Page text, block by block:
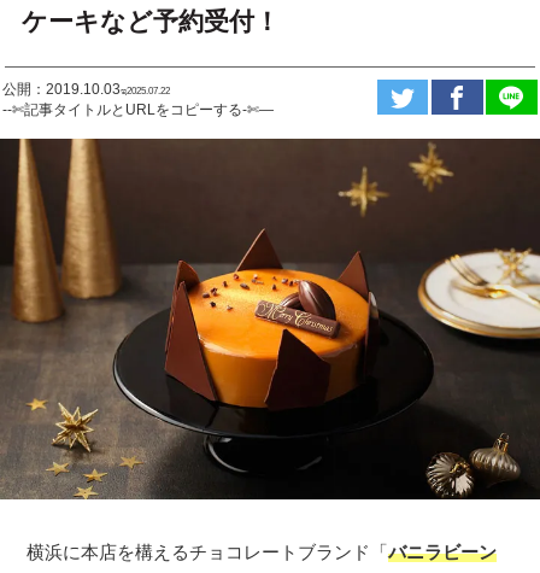
ケーキなど予約受付！
公開：2019.10.03ಇ2025.07.22
--✄記事タイトルとURLをコピーする-✄—
横浜に本店を構えるチョコレートブランド「バニラビーン